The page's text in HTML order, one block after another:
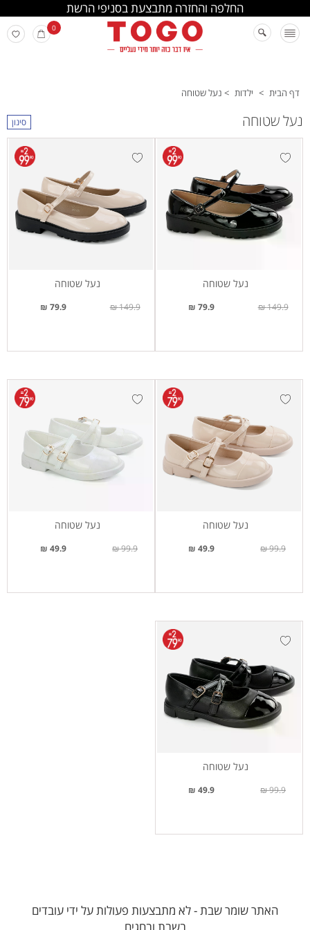
החלפה והחזרה מתבצעת בסניפי הרשת
0
דף הבית > ילדות > נעל שטוחה
נעל שטוחה סינון
נעל שטוחה
79.9 ₪ 149.9 ₪
נעל שטוחה
79.9 ₪ 149.9 ₪
נעל שטוחה
49.9 ₪ 99.9 ₪
נעל שטוחה
49.9 ₪ 99.9 ₪
נעל שטוחה
49.9 ₪ 99.9 ₪
האתר שומר שבת - לא מתבצעות פעולות על ידי עובדים